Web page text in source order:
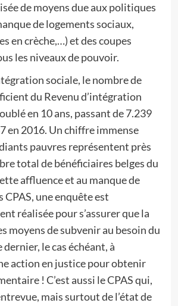
de moyens due aux politiques
de logements sociaux,
en crèche,…) et des coupes
les niveaux de pouvoir.
sociale, le nombre de
du Revenu d’intégration
en 10 ans, passant de 7.239
en 2016. Un chiffre immense
pauvres représentent près
total de bénéficiaires belges du
affluence et au manque de
CPAS, une enquête est
réalisée pour s’assurer que la
moyens de subvenir au besoin du
dernier, le cas échéant, à
action en justice pour obtenir
! C’est aussi le CPAS qui,
mais surtout de l’état de